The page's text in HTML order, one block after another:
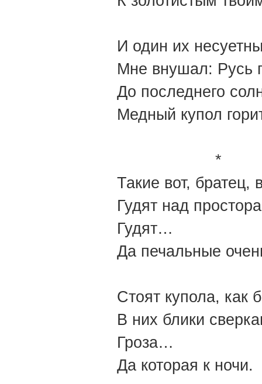
И один их
Мне внушал: Русь
До последнего
Медный купол
*
Такие вот, братец,
Гудят над
Гудят…
Да печальные
Стоят купола, как
В них блики
Гроза…
Да которая к ночи.